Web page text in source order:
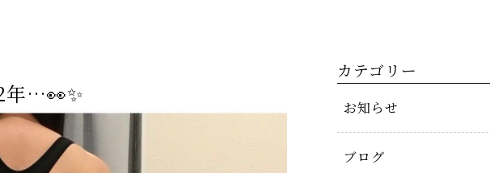
年…👀✨
カテゴリー
お知らせ
ブログ